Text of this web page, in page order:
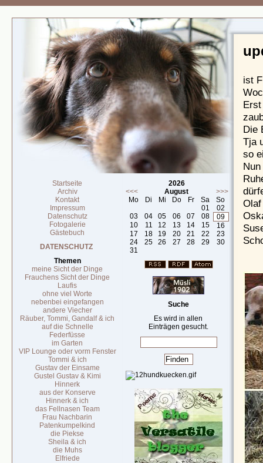
Startseite
Archiv
Kontakt
Impressum
Datenschutz
Fotogalerie
Gästebuch
DATENSCHUTZ
Themen
meine Sicht der Dinge
Frauchens Sicht der Dinge
Laufis
ohne viel Worte
nebenbei eingefangen
andere Viecher
Räuber, Tommi, Gandalf & ich
auf die Schnelle
Federfüsse
im Garten
VIP Lounge oder vorm Fenster
Tommi & ich
Gustav der Einsame
Gustel Gustav & Kimi
Hinnerk
aus der Konserve
Hinnerk & ich
das Fellnasen Team
Frau Nachbarin
Patenkumpelkind
die Piekse
Sheila & ich
die Muhs
Elfriede
2026
<<<
August
>>>
Mo
Di Mi Do Fr Sa
So
01
02
03
04 05 06 07 08
09
10
11 12 13 14 15
16
17
18 19 20 21 22
23
24
25 26 27 28 29
30
31
Suche
Es wird in allen
Einträgen gesucht.
ist
Die
Tja
so
Olaf